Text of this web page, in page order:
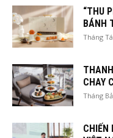
“THU
BÁNH
Tháng
CHAY
Tháng
CHIẾN